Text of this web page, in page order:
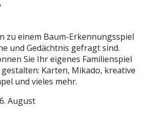
zu einem Baum-Erkennungsspiel
und Gedächtnis gefragt sind.
Sie Ihr eigenes Familienspiel
Karten, Mikado, kreative
und vieles mehr.
August